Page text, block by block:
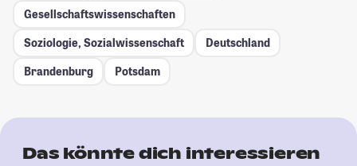
Gesellschafts­wissenschaften
Soziologie, Sozialwissenschaft
Deutschland
Brandenburg
Potsdam
Das könnte dich interessieren